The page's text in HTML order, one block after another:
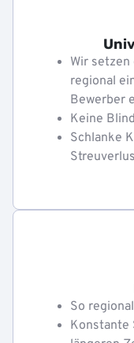
Wir
regional
Bewerber
Keine
Schlanke
So
Konstante